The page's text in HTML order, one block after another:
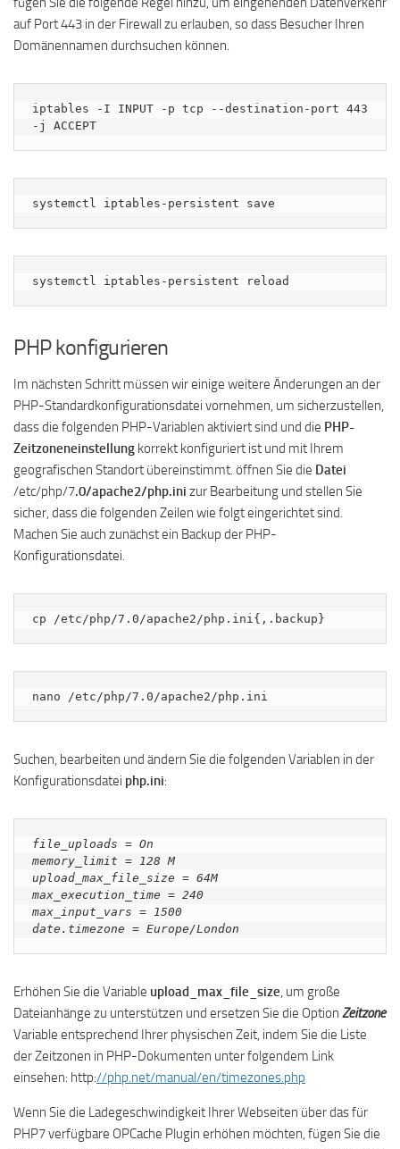
auf Port 443 in der Firewall zu erlauben, so dass Besucher Ihren
Domänennamen durchsuchen können.
iptables -I INPUT -p tcp --destination-port 443
-j ACCEPT
systemctl iptables-persistent save
systemctl iptables-persistent reload
PHP konfigurieren
Im nächsten Schritt müssen wir einige weitere Änderungen an der
PHP-Standardkonfigurationsdatei vornehmen, um sicherzustellen,
dass die folgenden PHP-Variablen aktiviert sind und die PHP-
Zeitzoneneinstellung korrekt konfiguriert ist und mit Ihrem
geografischen Standort übereinstimmt. öffnen Sie die Datei
/etc/php/7.0/apache2/php.ini zur Bearbeitung und stellen Sie
sicher, dass die folgenden Zeilen wie folgt eingerichtet sind.
Machen Sie auch zunächst ein Backup der PHP-
Konfigurationsdatei.
cp /etc/php/7.0/apache2/php.ini{,.backup}
nano /etc/php/7.0/apache2/php.ini
Suchen, bearbeiten und ändern Sie die folgenden Variablen in der
Konfigurationsdatei php.ini:
file_uploads = On
memory_limit = 128 M
upload_max_file_size = 64M
max_execution_time = 240
max_input_vars = 1500
date.timezone = Europe/London
Erhöhen Sie die Variable upload_max_file_size, um große
Dateianhänge zu unterstützen und ersetzen Sie die Option Zeitzone
Variable entsprechend Ihrer physischen Zeit, indem Sie die Liste
der Zeitzonen in PHP-Dokumenten unter folgendem Link
einsehen: http://php.net/manual/en/timezones.php
Wenn Sie die Ladegeschwindigkeit Ihrer Webseiten über das für
PHP7 verfügbare OPCache Plugin erhöhen möchten, fügen Sie die